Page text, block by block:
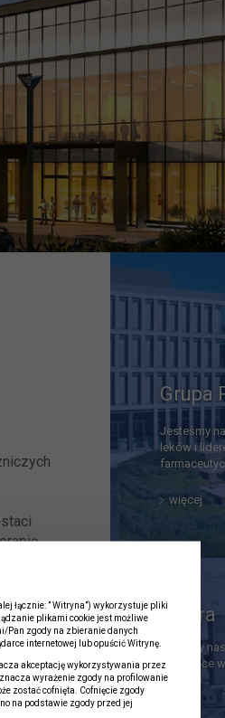
tj.
Grupa
Jesteśmy
leków i
więcej
Kariera
Oferujemy
motywujące
przyjazne…
łącznie: ” Witryna”) wykorzystuje pliki
plikami cookie jest możliwe
Pan zgody na zbieranie danych
internetowej lub opuścić Witrynę.
akceptację wykorzystywania przez
wyrażenie zgody na profilowanie
zostać cofnięta. Cofnięcie zgody
na podstawie zgody przed jej